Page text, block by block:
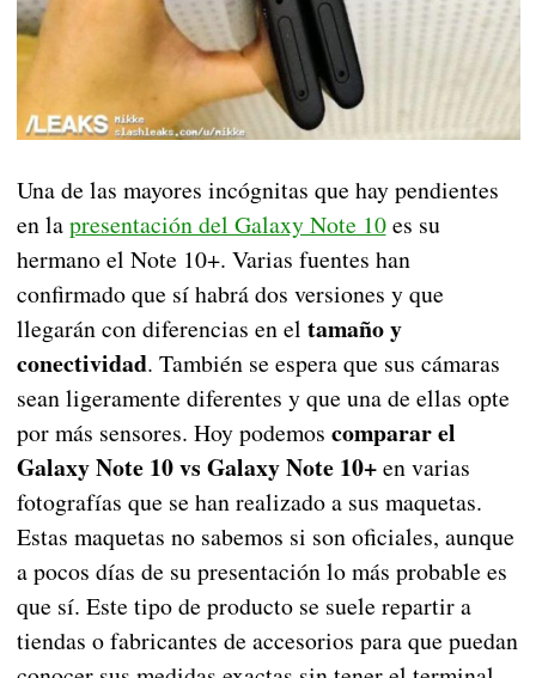
Una de las mayores incógnitas que hay pendientes
en lapresentación del Galaxy Note 10es su
hermano el Note 10+. Varias fuentes han
confirmado que sí habrá dos versiones y que
llegarán con diferencias en el tamaño y
conectividad. También se espera que sus cámaras
sean ligeramente diferentes y que una de ellas opte
por más sensores. Hoy podemos comparar el
Galaxy Note 10 vs Galaxy Note 10+en varias
fotografías que se han realizado a sus maquetas.
Estas maquetas no sabemos si son oficiales, aunque
a pocos días de su presentación lo más probable es
que sí. Este tipo de producto se suele repartir a
tiendas o fabricantes de accesorios para que puedan